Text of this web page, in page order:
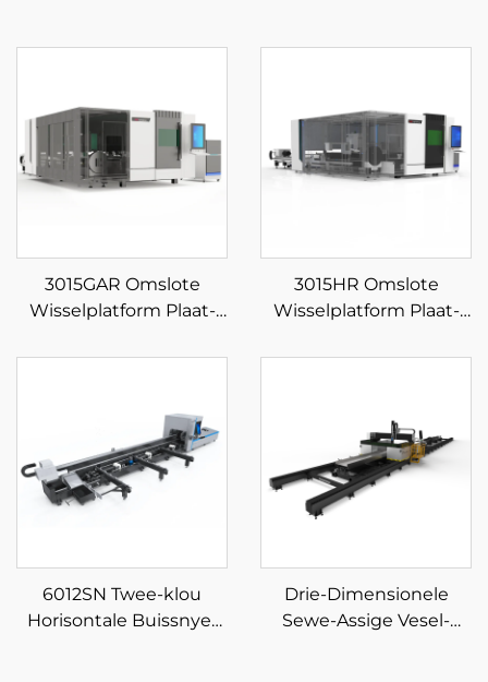
3015GAR Omslote
Wisselplatform Plaat-
Veeselaser Snymasjien
3015HR Omslote
Wisselplatform Plaat-
Veeselaser Snymasjien
6012SN Twee-klou
Horisontale Buissnyer
Drie-Dimensionele
Sewe-Assige Vesel-